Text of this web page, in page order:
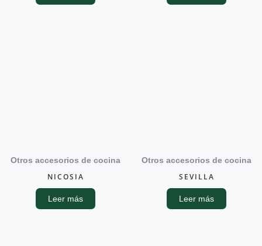
Otros accesorios de cocina
NICOSIA
Leer más
Otros accesorios de cocina
SEVILLA
Leer más